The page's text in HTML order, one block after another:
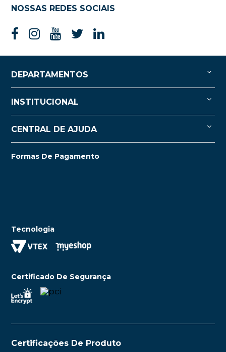
NOSSAS REDES SOCIAIS
DEPARTAMENTOS
INSTITUCIONAL
CENTRAL DE AJUDA
Formas De Pagamento
Tecnologia
Certificado De Segurança
Certificações De Produto